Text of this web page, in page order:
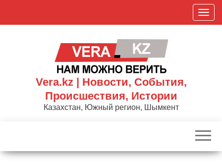
П
о
к
р
Vera.kz | Новости, События,
Происшествия, Истории
Казахстан, Южный регион, Шымкент